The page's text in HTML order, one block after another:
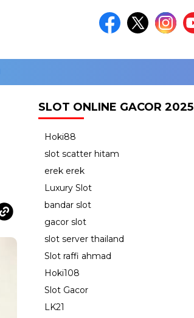
SLOT ONLINE GACOR 2025
Hoki88
slot scatter hitam
erek erek
Luxury Slot
bandar slot
gacor slot
slot server thailand
Slot raffi ahmad
Hoki108
Slot Gacor
LK21